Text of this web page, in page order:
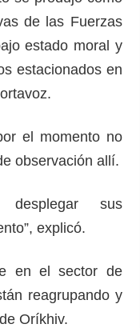
de las Fuerzas
estado moral y
estacionados en
el momento no
observación allí.
sus
explicó.
en el sector de
reagrupando y
Oríkhiv.